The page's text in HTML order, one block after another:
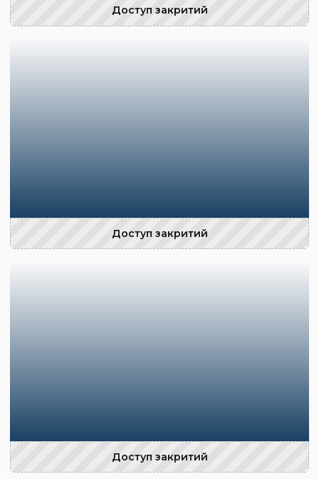
Доступ закритий
Доступ закритий
Доступ закритий